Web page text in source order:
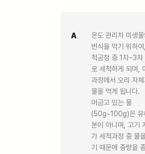
A
온도 관리차 미생물
번식을 막기 위하여
척공정 중 1차~3차
로 세척하게 되며, 이
과정에서 오리 자
물을 먹게 됩니다.
머금고 있는 물
(50g~100g)은 유
분이 아니며, 고기
가 세척과정 중 물
기 때문에 중량을